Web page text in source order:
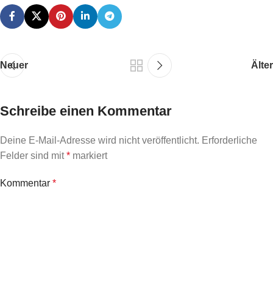
Neuer Älter
Schreibe einen Kommentar
Deine E-Mail-Adresse wird nicht veröffentlicht. Erforderliche
Felder sind mit* markiert
Kommentar *